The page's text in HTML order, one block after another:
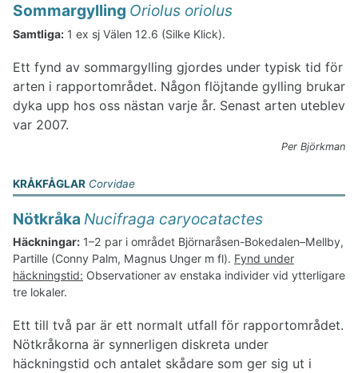
Sommargylling Oriolus oriolus
Samtliga: 1 ex sj Välen 12.6 (Silke Klick).
Ett fynd av sommargylling gjordes under typisk tid för
arten i rapportområdet. Någon flöjtande gylling brukar
dyka upp hos oss nästan varje år. Senast arten uteblev
var 2007.
Per Björkman
KRÅKFÅGLAR Corvidae
Nötkråka Nucifraga caryocatactes
Häckningar: 1–2 par i området Björnaråsen-Bokedalen–Mellby,
Partille (Conny Palm, Magnus Unger m fl). Fynd under
häckningstid: Observationer av enstaka individer vid ytterligare
tre lokaler.
Ett till två par är ett normalt utfall för rapportområdet.
Nötkråkorna är synnerligen diskreta under
häckningstid och antalet skådare som ger sig ut i